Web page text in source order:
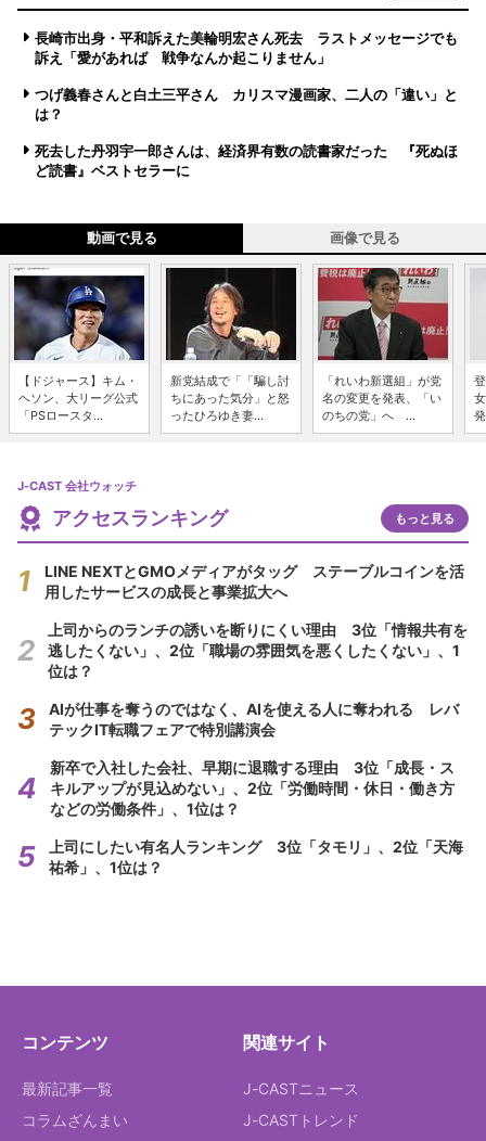
長崎市出身・平和訴えた美輪明宏さん死去 ラストメッセージでも
訴え「愛があれば 戦争なんか起こりません」
つげ義春さんと白土三平さん カリスマ漫画家、二人の「違い」と
は？
死去した丹羽宇一郎さんは、経済界有数の読書家だった 『死ぬほ
ど読書』ベストセラーに
動画で見る 画像で見る
【ドジャース】キム・
ヘソン、大リーグ公式
「PSロースタ...
新党結成で「「騙し討
ちにあった気分」と怒
ったひろゆき妻...
「れいわ新選組」が党
名の変更を発表、「い
のちの党」へ ...
J-CAST 会社ウォッチ
アクセスランキング もっと見る
LINE NEXTとGMOメディアがタッグ ステーブルコインを活
用したサービスの成長と事業拡大へ
上司からのランチの誘いを断りにくい理由 3位「情報共有を
逃したくない」、2位「職場の雰囲気を悪くしたくない」、1
位は？
AIが仕事を奪うのではなく、AIを使える人に奪われる レバ
テックIT転職フェアで特別講演会
新卒で入社した会社、早期に退職する理由 3位「成長・ス
キルアップが見込めない」、2位「労働時間・休日・働き方
などの労働条件」、1位は？
上司にしたい有名人ランキング 3位「タモリ」、2位「天海
祐希」、1位は？
コンテンツ
最新記事一覧
コラムざんまい
関連サイト
J-CASTニュース
J-CASTトレンド